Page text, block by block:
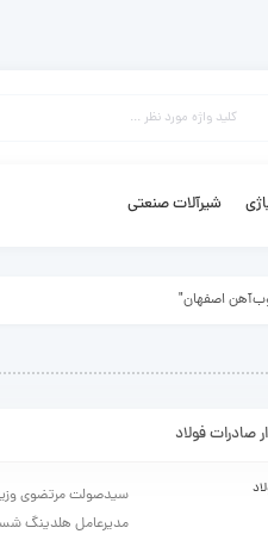
شیرآلات صنعتی
اصفهان"
فولاد
سیدصولت مرتضوی وزیر
مدیرعامل هلدینگ